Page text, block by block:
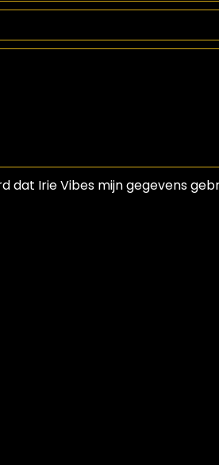
dat Irie Vibes mijn gegevens